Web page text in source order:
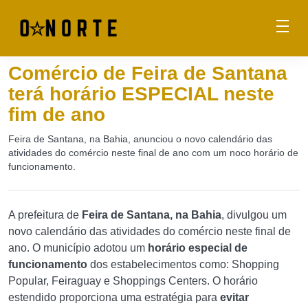
Comércio de Feira de Santana
terá horário ESPECIAL neste
fim de ano
Feira de Santana, na Bahia, anunciou o novo calendário das
atividades do comércio neste final de ano com um noco horário de
funcionamento.
A prefeitura de Feira de Santana, na Bahia, divulgou um
novo calendário das atividades do comércio neste final de
ano. O município adotou um horário especial de
funcionamento dos estabelecimentos como: Shopping
Popular, Feiraguay e Shoppings Centers. O horário
estendido proporciona uma estratégia para evitar